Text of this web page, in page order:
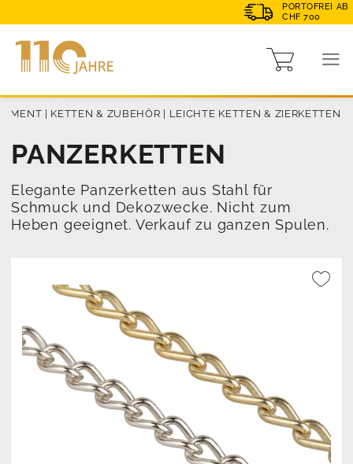
PORTOFREI AB
CHF 700
| KETTEN & ZUBEHÖR | LEICHTE KETTEN & ZIERKETTEN
PANZERKETTEN
Elegante Panzerketten aus Stahl für
Schmuck und Dekozwecke. Nicht zum
Heben geeignet. Verkauf zu ganzen Spulen.